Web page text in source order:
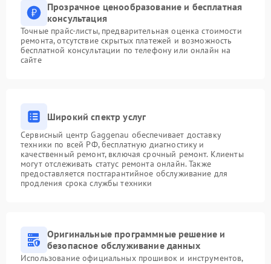
Прозрачное ценообразование и бесплатная
консультация
Точные прайс-листы, предварительная оценка стоимости
ремонта, отсутствие скрытых платежей и возможность
бесплатной консультации по телефону или онлайн на
сайте
Широкий спектр услуг
Сервисный центр Gaggenau обеспечивает доставку
техники по всей РФ, бесплатную диагностику и
качественный ремонт, включая срочный ремонт. Клиенты
могут отслеживать статус ремонта онлайн. Также
предоставляется постгарантийное обслуживание для
продления срока службы техники
Оригинальные программные решение и
безопасное обслуживание данных
Использование официальных прошивок и инструментов,